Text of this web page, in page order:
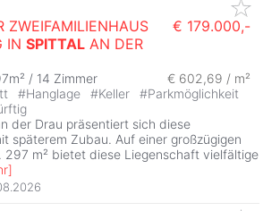
ZWEIFAMILIENHAUS
IN SPITTAL AN DER
€ 179.000,-
/ 14 Zimmer
€ 602,69 / m²
#Hanglage #Keller #Parkmöglichkeit
der Drau präsentiert sich diese
späterem Zubau. Auf einer großzügigen
297 m² bietet diese Liegenschaft vielfältige
]